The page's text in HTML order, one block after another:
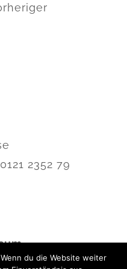
2352 79
du die Website weiter